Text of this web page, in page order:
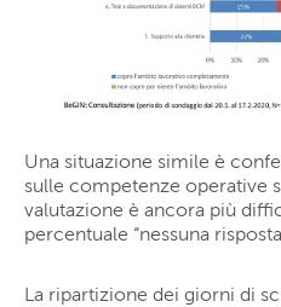
Una situazione simile è
sulle competenze operative
valutazione è ancora più
percentuale “nessuna
La ripartizione dei giorni di